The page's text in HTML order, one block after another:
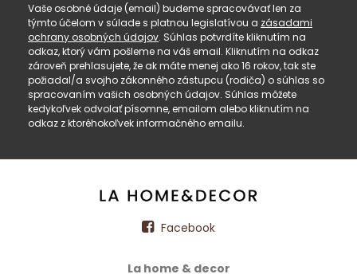
Vaše osobné údaje (email) budeme spracovávať len za
týmto účelom v súlade s platnou legislatívou a zásadami
ochrany osobných údajov. Súhlas potvrdíte kliknutím na
odkaz, ktorý vám pošleme na váš email. Kliknutím na odkaz
zároveň prehlasujete, že ak máte menej ako 16 rokov, tak ste
požiadal/a svojho zákonného zástupcu (rodiča) o súhlas so
spracovaním vašich osobných údajov. Súhlas môžete
kedykoľvek odvolať písomne, emailom alebo kliknutím na
odkaz z ktoréhokoľvek informačného emailu.
Facebook
La home & decor